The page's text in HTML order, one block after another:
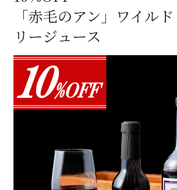
「赤毛のアン」ワイル
リージュース